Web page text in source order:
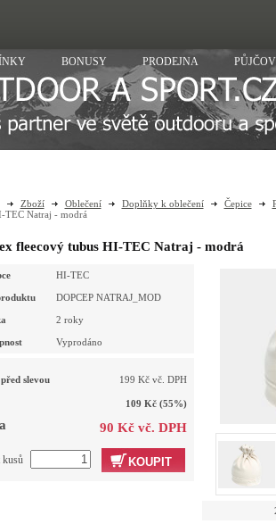
BONUSY PRODEJNA
Zboží Oblečení Doplňky k oblečení Čepice
TEC Natraj - modrá
fleecový tubus HI-TEC Natraj - modrá
HI-TEC
DOPCEP NATRAJ_MOD
2 roky
Vyprodáno
slevou 199 Kč vč. DPH
109 Kč(55%)
90 Kč vč. DPH
KOUPIT
kusů